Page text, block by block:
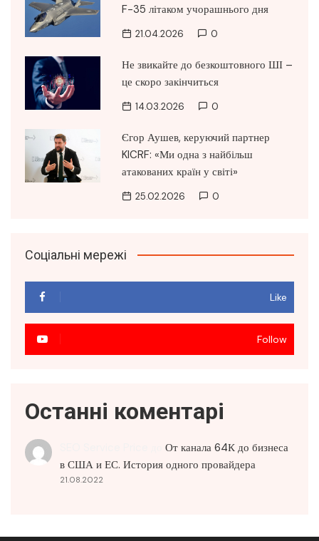
F-35 літаком учорашнього дня
21.04.2026 0
Не звикайте до безкоштовного ШІ –
це скоро закінчиться
14.03.2026 0
Єгор Аушев, керуючий партнер
KICRF: «Ми одна з найбільш
атакованих країн у світі»
25.02.2026 0
Соціальні мережі
Like
Follow
Останні коментарі
От канала 64К до бизнеса
в США и ЕС. История одного провайдера
21.08.2022